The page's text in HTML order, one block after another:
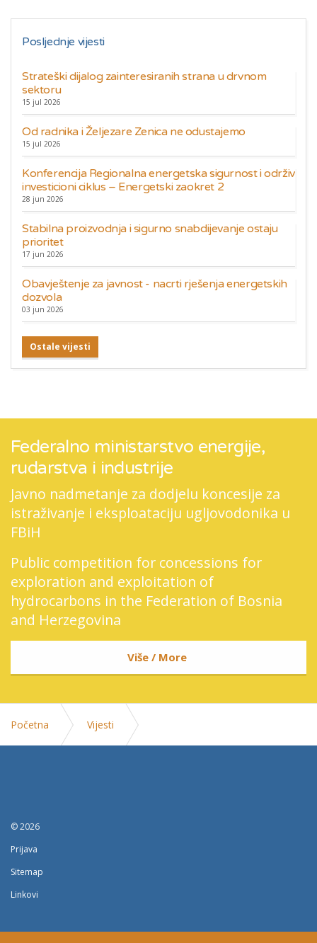
Posljednje vijesti
Strateški dijalog zainteresiranih strana u drvnom
sektoru
15 jul 2026
Od radnika i Željezare Zenica ne odustajemo
15 jul 2026
Konferencija Regionalna energetska sigurnost i održiv
investicioni ciklus – Energetski zaokret 2
28 jun 2026
Stabilna proizvodnja i sigurno snabdijevanje ostaju
prioritet
17 jun 2026
Obavještenje za javnost - nacrti rješenja energetskih
dozvola
03 jun 2026
Ostale vijesti
Federalno ministarstvo energije,
rudarstva i industrije
Javno nadmetanje za dodjelu koncesije za
istraživanje i eksploataciju ugljovodonika u
FBiH
Public competition for concessions for
exploration and exploitation of
hydrocarbons in the Federation of Bosnia
and Herzegovina
Više / More
Početna Vijesti
© 2026
Prijava
Sitemap
Linkovi